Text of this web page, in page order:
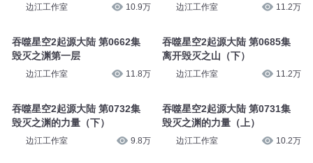
边江工作室 10.9万
吞噬星空2起源大陆 第0662集
毁灭之渊第一层
边江工作室 11.8万
吞噬星空2起源大陆 第0732集
毁灭之渊的力量（下）
边江工作室 9.8万
边江工作室 11.2万
吞噬星空2起源大陆 第0685集
离开毁灭之山（下）
边江工作室 11.2万
吞噬星空2起源大陆 第0731集
毁灭之渊的力量（上）
边江工作室 10.2万